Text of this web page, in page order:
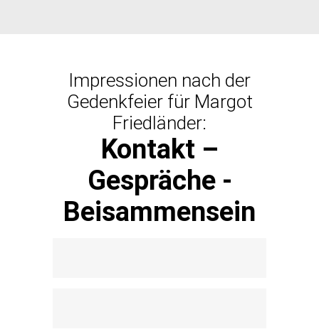
Impressionen nach der
Gedenkfeier für Margot
Friedländer:
Kontakt –
Gespräche -
Beisammensein